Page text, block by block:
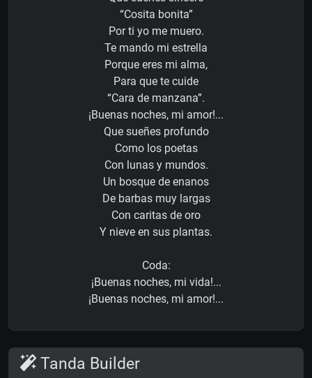
“Cosita bonita”
Por ti yo me muero.
Te mando mi estrella
Porque eres mi alma,
Para que te cuide
“Cara de manzana”.
¡Buenas noches, mi amor!...
Que sueñes profundo
Como los poetas
Con lunas y mundos.
Un bosque de enanos
De barbas muy largas
Con caritas de oro
Y nieve en sus plantas.
Coda:
¡Buenas noches, mi vida!...
¡Buenas noches, mi amor!...
Tanda Builder